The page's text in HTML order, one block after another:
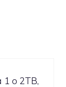
o 2TB,